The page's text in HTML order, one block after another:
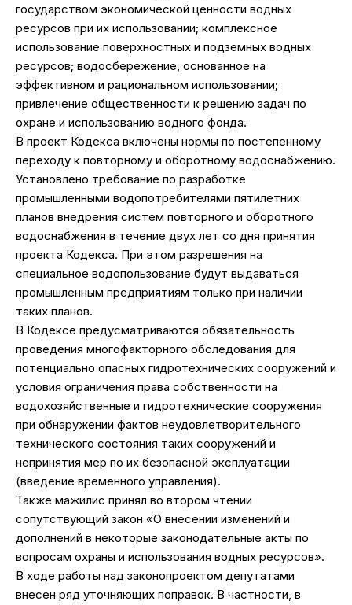
государством экономической ценности водных
ресурсов при их использовании; комплексное
использование поверхностных и подземных водных
ресурсов; водосбережение, основанное на
эффективном и рациональном использовании;
привлечение общественности к решению задач по
охране и использованию водного фонда.
В проект Кодекса включены нормы по постепенному
переходу к повторному и оборотному водоснабжению.
Установлено требование по разработке
промышленными водопотребителями пятилетних
планов внедрения систем повторного и оборотного
водоснабжения в течение двух лет со дня принятия
проекта Кодекса. При этом разрешения на
специальное водопользование будут выдаваться
промышленным предприятиям только при наличии
таких планов.
В Кодексе предусматриваются обязательность
проведения многофакторного обследования для
потенциально опасных гидротехнических сооружений и
условия ограничения права собственности на
водохозяйственные и гидротехнические сооружения
при обнаружении фактов неудовлетворительного
технического состояния таких сооружений и
непринятия мер по их безопасной эксплуатации
(введение временного управления).
Также мажилис принял во втором чтении
сопутствующий закон «О внесении изменений и
дополнений в некоторые законодательные акты по
вопросам охраны и использования водных ресурсов».
В ходе работы над законопроектом депутатами
внесен ряд уточняющих поправок. В частности, в